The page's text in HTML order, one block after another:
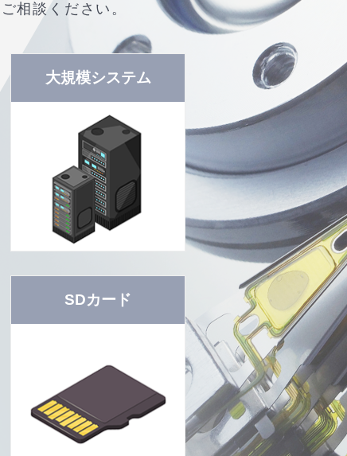
相談ください。
大規模システム
SDカード